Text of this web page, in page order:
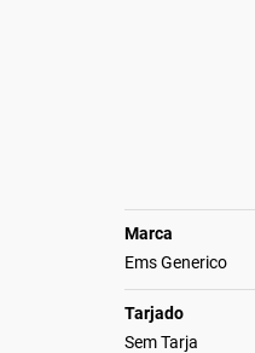
Marca
Ems Generico
Tarjado
Sem Tarja